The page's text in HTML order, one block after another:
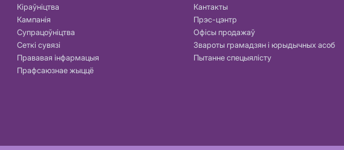
Кіраўніцтва
Кампанія
Супрацоўніцтва
Сеткі сувязі
Прававая інфармацыя
Прафсаюзнае жыццё
Кантакты
Прэс-цэнтр
Офісы продажаў
Звароты грамадзян і юрыдычных асоб
Пытанне спецыялісту